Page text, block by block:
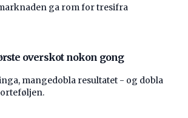
ga rom for tresifra
overskot nokon gong
mangedobla resultatet - og dobla